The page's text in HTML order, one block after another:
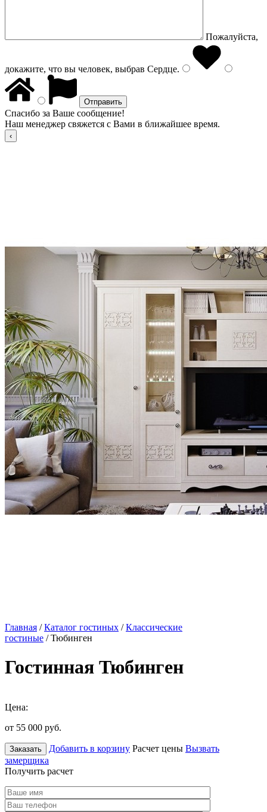
Пожалуйста,
докажите, что вы человек, выбрав Сердце.
Спасибо за Ваше сообщение!
Наш менеджер свяжется с Вами в ближайшее время.
Главная /Каталог гостиных /Классические
гостиные / Тюбинген
Гостинная Тюбинген
Цена:
от 55 000 руб.
Заказать Добавить в корзину Расчет цены Вызвать
замерщика
Получить расчет